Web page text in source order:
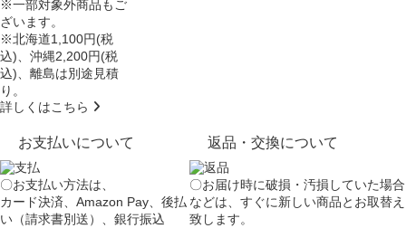
※一部対象外商品もご
ざいます。
※北海道1,100円(税
込)、沖縄2,200円(税
込)、離島は別途見積
り。
詳しくはこちら
お支払いについて
〇お支払い方法は、
カード決済、Amazon Pay、後払
い（請求書別送）、銀行振込
返品・交換について
〇お届け時に破損・汚損していた場合
などは、すぐに新しい商品とお取替え
致します。